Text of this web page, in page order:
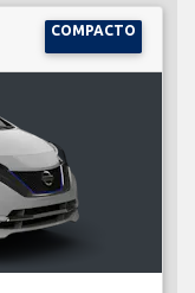
COMPACTO